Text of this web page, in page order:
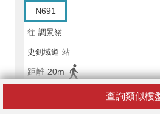
查詢類似樓
N691
往 調景嶺
史釗域道 站
距離 20m
601